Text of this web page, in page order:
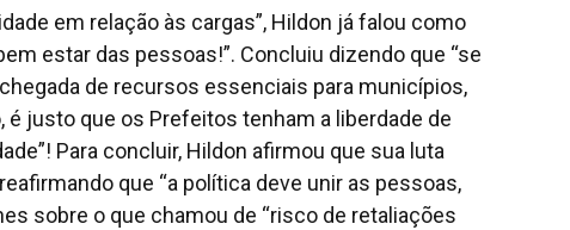
em relação às cargas”, Hildon já falou como
estar das pessoas!”. Concluiu dizendo que “se
de recursos essenciais para municípios,
justo que os Prefeitos tenham a liberdade de
Para concluir, Hildon afirmou que sua luta
que “a política deve unir as pessoas,
sobre o que chamou de “risco de retaliações